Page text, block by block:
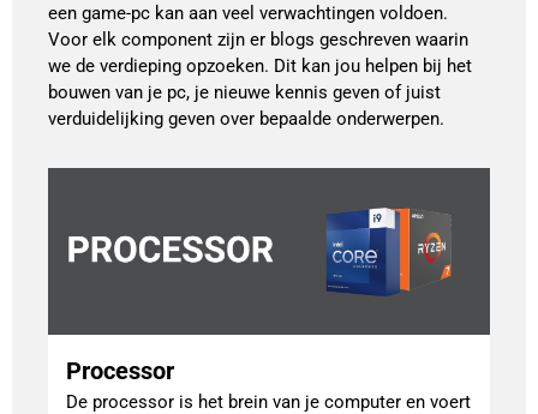
een game-pc kan aan veel verwachtingen voldoen.
Voor elk component zijn er blogs geschreven waarin
we de verdieping opzoeken. Dit kan jou helpen bij het
bouwen van je pc, je nieuwe kennis geven of juist
verduidelijking geven over bepaalde onderwerpen.
Processor
De processor is het brein van je computer en voert